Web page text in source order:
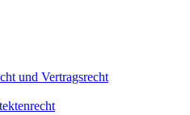
und Vertragsrecht